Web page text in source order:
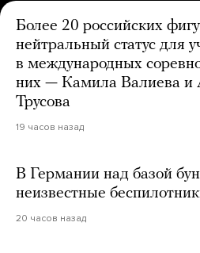
Более 20 российских
нейтральный статус для
в международных
них — Камила Валиева и
Трусова
19 часов назад
В Германии над базой
неизвестные
20 часов назад